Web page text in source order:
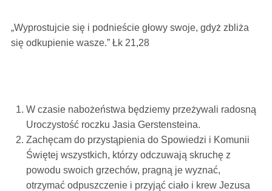
„Wyprostujcie się i podnieście głowy swoje, gdyż zbliża
się odkupienie wasze.” Łk 21,28
W czasie nabożeństwa będziemy przeżywali radosną
Uroczystość roczku Jasia Gerstensteina.
Zachęcam do przystąpienia do Spowiedzi i Komunii
Świętej wszystkich, którzy odczuwają skruchę z
powodu swoich grzechów, pragną je wyznać,
otrzymać odpuszczenie i przyjąć ciało i krew Jezusa